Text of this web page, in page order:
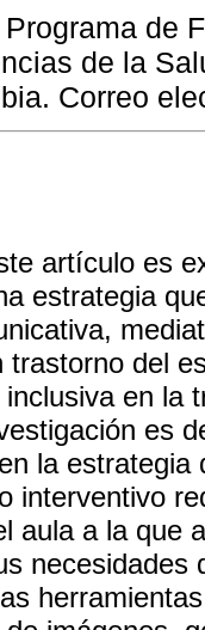
de
de la
Correo
artículo es
estrategia
trastorno del
en la
es
la
interventivo
aula a la que